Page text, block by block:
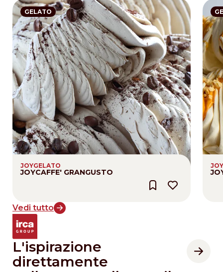
GELATO
JOYGELATO
JOYCAFFE' GRANGUSTO
Vedi tutto
L'ispirazione
direttamente